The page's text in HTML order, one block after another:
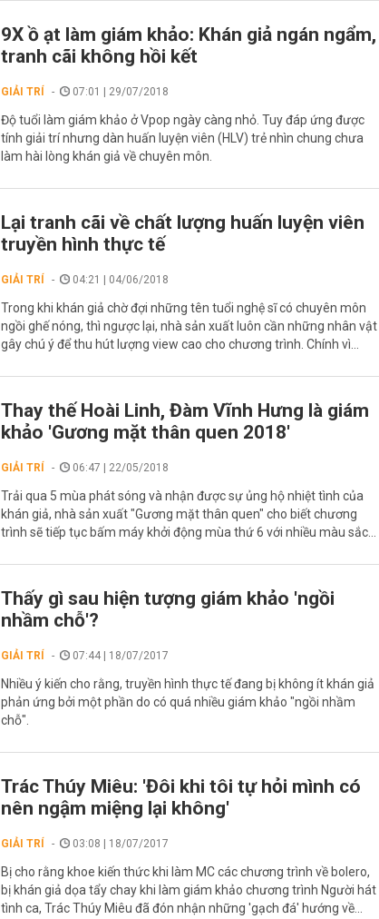
9X ồ ạt làm giám khảo: Khán giả ngán ngẩm,
tranh cãi không hồi kết
GIẢI TRÍ 07:01 | 29/07/2018
Độ tuổi làm giám khảo ở Vpop ngày càng nhỏ. Tuy đáp ứng được
tính giải trí nhưng dàn huấn luyện viên (HLV) trẻ nhìn chung chưa
làm hài lòng khán giả về chuyên môn.
Lại tranh cãi về chất lượng huấn luyện viên
truyền hình thực tế
GIẢI TRÍ 04:21 | 04/06/2018
Trong khi khán giả chờ đợi những tên tuổi nghệ sĩ có chuyên môn
ngồi ghế nóng, thì ngược lại, nhà sản xuất luôn cần những nhân vật
gây chú ý để thu hút lượng view cao cho chương trình. Chính vì...
Thay thế Hoài Linh, Đàm Vĩnh Hưng là giám
khảo 'Gương mặt thân quen 2018'
GIẢI TRÍ 06:47 | 22/05/2018
Trải qua 5 mùa phát sóng và nhận được sự ủng hộ nhiệt tình của
khán giả, nhà sản xuất "Gương mặt thân quen" cho biết chương
trình sẽ tiếp tục bấm máy khởi động mùa thứ 6 với nhiều màu sắc...
Thấy gì sau hiện tượng giám khảo 'ngồi
nhầm chỗ'?
GIẢI TRÍ 07:44 | 18/07/2017
Nhiều ý kiến cho rằng, truyền hình thực tế đang bị không ít khán giả
phản ứng bởi một phần do có quá nhiều giám khảo "ngồi nhầm
chỗ".
Trác Thúy Miêu: 'Đôi khi tôi tự hỏi mình có
nên ngậm miệng lại không'
GIẢI TRÍ 03:08 | 18/07/2017
Bị cho rằng khoe kiến thức khi làm MC các chương trình về bolero,
bị khán giả dọa tẩy chay khi làm giám khảo chương trình Người hát
tình ca, Trác Thúy Miêu đã đón nhận những 'gạch đá' hướng về...